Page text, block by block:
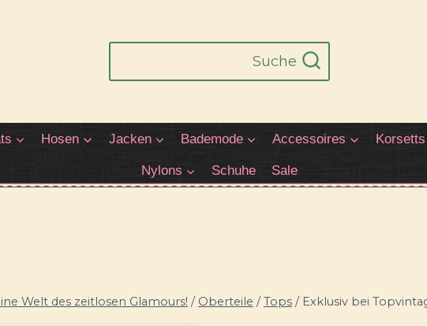
Suche
Hosen Jacken Bademode Accessoires
Nylons Schuhe Sale
Welt des zeitlosen Glamours! / Oberteile / Tops / Exklusiv bei